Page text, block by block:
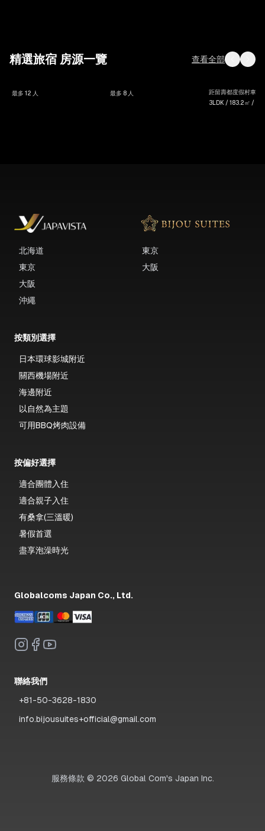
精選旅宿 房源一覽 查看全部
スイートヴィラ
ハク 聖天下
最多 12 人
House
Hoi An
最多 8 人 Noah
距留壽都度假村車程
3LDK / 183.2㎡ / 最
北海道
東京
大阪
沖繩
東京
大阪
按類別選擇
日本環球影城附近
關西機場附近
海邊附近
以自然為主題
可用BBQ烤肉設備
按偏好選擇
適合團體入住
適合親子入住
有桑拿(三溫暖)
暑假首選
盡享泡澡時光
Globalcoms Japan Co., Ltd.
聯絡我們
+81-50-3628-1830
info.bijousuites+official@gmail.com
服務條款 © 2026 Global Com's Japan Inc.